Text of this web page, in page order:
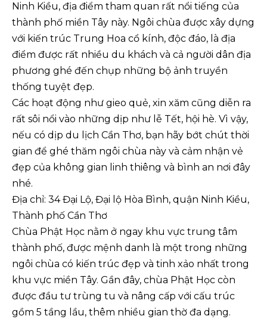
Ninh Kiều, địa điểm tham quan rất nổi tiếng của
thành phố miền Tây này. Ngôi chùa được xây dựng
với kiến trúc Trung Hoa cổ kính, độc đáo, là địa
điểm được rất nhiều du khách và cả người dân địa
phương ghé đến chụp những bộ ảnh truyền
thống tuyệt đẹp.
Các hoạt động như gieo quẻ, xin xăm cũng diễn ra
rất sôi nổi vào những dịp như lễ Tết, hội hè. Vì vậy,
nếu có dịp du lịch Cần Thơ, bạn hãy bớt chút thời
gian để ghé thăm ngôi chùa này và cảm nhận vẻ
đẹp của không gian linh thiêng và bình an nơi đây
nhé.
Địa chỉ: 34 Đại Lộ, Đại lộ Hòa Bình, quận Ninh Kiều,
Thành phố Cần Thơ
Chùa Phật Học nằm ở ngay khu vực trung tâm
thành phố, được mệnh danh là một trong những
ngôi chùa có kiến trúc đẹp và tinh xảo nhất trong
khu vực miền Tây. Gần đây, chùa Phật Học còn
được đầu tư trùng tu và nâng cấp với cấu trúc
gồm 5 tầng lầu, thêm nhiều gian thờ đa dạng.